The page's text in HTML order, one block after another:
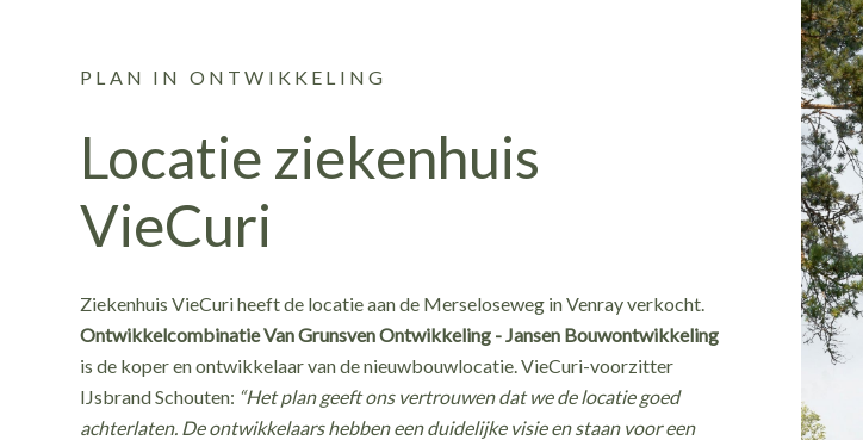
PLAN IN ONTWIKKELING
Locatie ziekenhuis
VieCuri
Ziekenhuis VieCuri heeft de locatie aan de Merseloseweg in Venray verkocht.
Ontwikkelcombinatie Van Grunsven Ontwikkeling - Jansen Bouwontwikkeling
is de koper en ontwikkelaar van de nieuwbouwlocatie. VieCuri-voorzitter
IJsbrand Schouten: “Het plan geeft ons vertrouwen dat we de locatie goed
achterlaten. De ontwikkelaars hebben een duidelijke visie en staan voor een